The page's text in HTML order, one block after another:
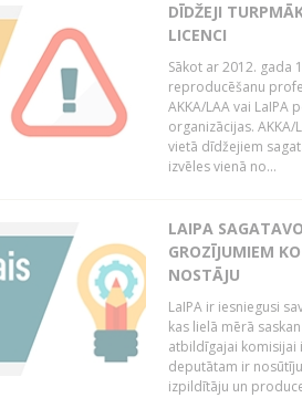
DĪDŽEJI
LICENCI
Sākot ar 2012. gada
reproducēšanu
AKKA/LAA vai LaIPA
organizācijas.
vietā dīdžejiem
izvēles vienā no...
LAIPA
GROZĪJUMIEM
NOSTĀJU
LaIPA ir iesniegusi
kas lielā mērā
atbildīgajai komisijai
deputātam ir
izpildītāju un